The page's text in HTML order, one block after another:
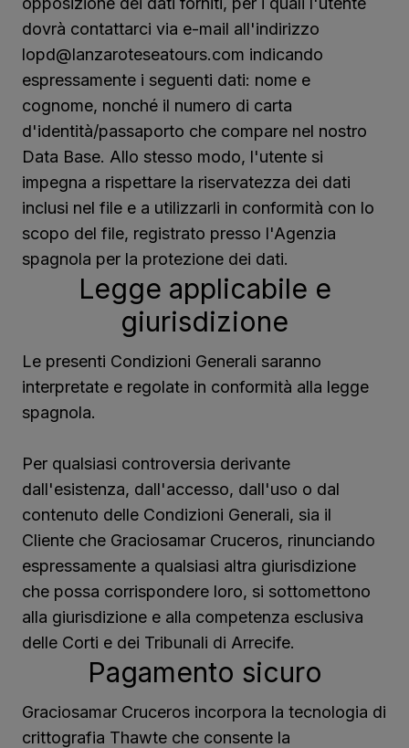
dovrà contattarci via e-mail all'indirizzo
lopd@lanzaroteseatours.com indicando
espressamente i seguenti dati: nome e
cognome, nonché il numero di carta
d'identità/passaporto che compare nel nostro
Data Base. Allo stesso modo, l'utente si
impegna a rispettare la riservatezza dei dati
inclusi nel file e a utilizzarli in conformità con lo
scopo del file, registrato presso l'Agenzia
spagnola per la protezione dei dati.
Legge applicabile e
giurisdizione
Le presenti Condizioni Generali saranno
interpretate e regolate in conformità alla legge
spagnola.
Per qualsiasi controversia derivante
dall'esistenza, dall'accesso, dall'uso o dal
contenuto delle Condizioni Generali, sia il
Cliente che Graciosamar Cruceros, rinunciando
espressamente a qualsiasi altra giurisdizione
che possa corrispondere loro, si sottomettono
alla giurisdizione e alla competenza esclusiva
delle Corti e dei Tribunali di Arrecife.
Pagamento sicuro
Graciosamar Cruceros incorpora la tecnologia di
crittografia Thawte che consente la